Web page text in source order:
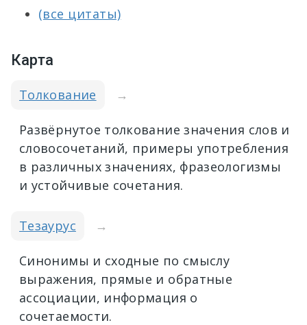
(все цитаты)
Карта
Толкование →
Развёрнутое толкование значения слов и
словосочетаний, примеры употребления
в различных значениях, фразеологизмы
и устойчивые сочетания.
Тезаурус →
Синонимы и сходные по смыслу
выражения, прямые и обратные
ассоциации, информация о
сочетаемости.